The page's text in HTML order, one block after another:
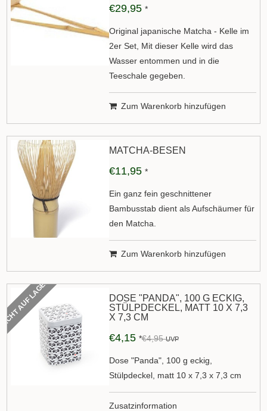
€29,95 *
Original japanische Matcha - Kelle im
2er Set, Mit dieser Kelle wird das
Wasser entommen und in die
Teeschale gegeben.
Zum Warenkorb hinzufügen
MATCHA-BESEN
€11,95 *
Ein ganz fein geschnittener
Bambusstab dient als Aufschäumer für
den Matcha.
Zum Warenkorb hinzufügen
AUF LAGER
DOSE "PANDA", 100 G ECKIG,
STÜLPDECKEL, MATT 10 X 7,3
X 7,3 CM
€4,15 *€4,95UVP
Dose "Panda", 100 g eckig,
Stülpdeckel, matt 10 x 7,3 x 7,3 cm
Zusatzinformation